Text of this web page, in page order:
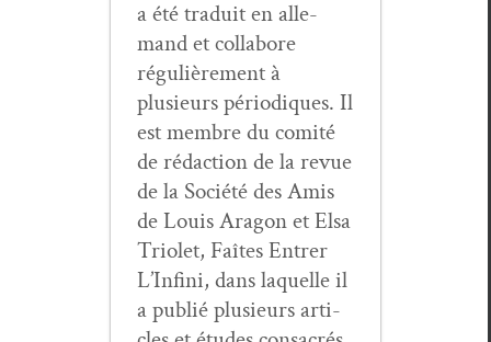
a été traduit en alle­
mand et col­la­bore
régulière­ment à
plusieurs péri­odiques. Il
est mem­bre du comité
de rédac­tion de la revue
de la Société des Amis
de Louis Aragon et Elsa
Tri­o­let, Faîtes Entr­er
L’In­fi­ni, dans laque­lle il
a pub­lié plusieurs arti­